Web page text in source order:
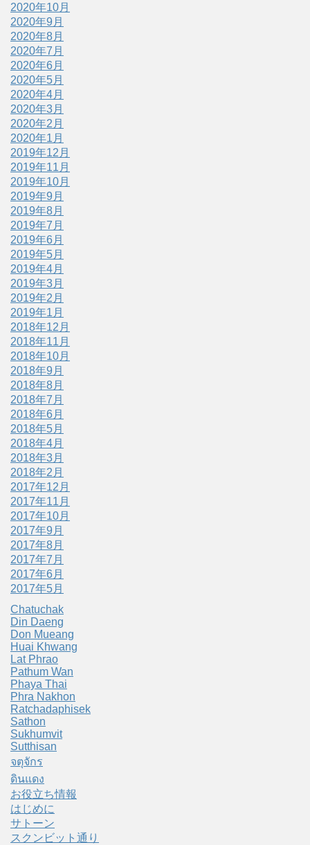
2020年10月
2020年9月
2020年8月
2020年7月
2020年6月
2020年5月
2020年4月
2020年3月
2020年2月
2020年1月
2019年12月
2019年11月
2019年10月
2019年9月
2019年8月
2019年7月
2019年6月
2019年5月
2019年4月
2019年3月
2019年2月
2019年1月
2018年12月
2018年11月
2018年10月
2018年9月
2018年8月
2018年7月
2018年6月
2018年5月
2018年4月
2018年3月
2018年2月
2017年12月
2017年11月
2017年10月
2017年9月
2017年8月
2017年7月
2017年6月
2017年5月
Chatuchak
Din Daeng
Don Mueang
Huai Khwang
Lat Phrao
Pathum Wan
Phaya Thai
Phra Nakhon
Ratchadaphisek
Sathon
Sukhumvit
Sutthisan
จตุจักร
ดินแดง
お役立ち情報
はじめに
サトーン
スクンビット通り